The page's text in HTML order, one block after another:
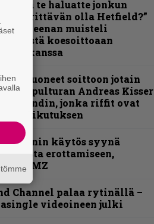
ja te haluatte jonkun
yrittävän olla Hetfield?”
Keenan muisteli
koesoittoaan
kanssa
ovat tuoneet soittoon jotain
– Sepulturan Andreas Kisser
bändin, jonka riffit ovat
vaikutuksen
Wilsonin käytös syynä
erottamiseen,
TMZ
Channel palaa rytinällä –
videoineen julki